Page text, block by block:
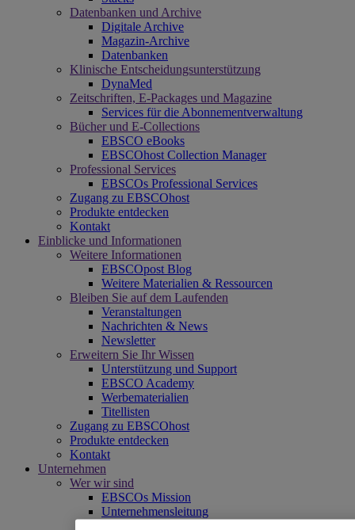
Datenbanken und Archive
Digitale Archive
Magazin-Archive
Datenbanken
Klinische Entscheidungsunterstützung
DynaMed
Zeitschriften, E-Packages und Magazine
Services für die Abonnementverwaltung
Bücher und E-Collections
EBSCO eBooks
EBSCOhost Collection Manager
Professional Services
EBSCOs Professional Services
Zugang zu EBSCOhost
Produkte entdecken
Kontakt
Einblicke und Informationen
Weitere Informationen
EBSCOpost Blog
Weitere Materialien & Ressourcen
Bleiben Sie auf dem Laufenden
Veranstaltungen
Nachrichten & News
Newsletter
Erweitern Sie Ihr Wissen
Unterstützung und Support
EBSCO Academy
Werbematerialien
Titellisten
Zugang zu EBSCOhost
Produkte entdecken
Kontakt
Unternehmen
Wer wir sind
EBSCOs Mission
Unternehmensleitung